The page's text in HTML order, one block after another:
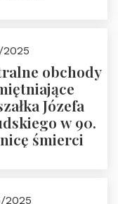
obchody
Józefa
w 90.
śmierci
2025